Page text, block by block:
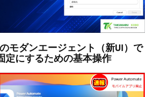
モダンエージェント（新UI）で
定にするための基本操作